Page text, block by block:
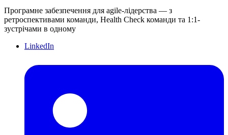
Програмне забезпечення для agile-лідерства — з
ретроспективами команди, Health Check команди та 1:1-
зустрічами в одному
LinkedIn